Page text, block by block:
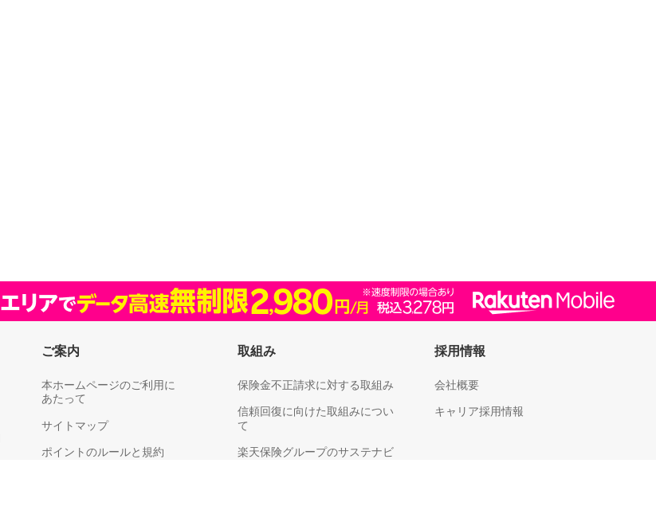
ご案内
本ホームページのご利用に
あたって
サイトマップ
ポイントのルールと規約
取組み
保険金不正請求に対する取組み
信頼回復に向けた取組みについ
て
楽天保険グループのサステナビ
採用情報
会社概要
キャリア採用情報